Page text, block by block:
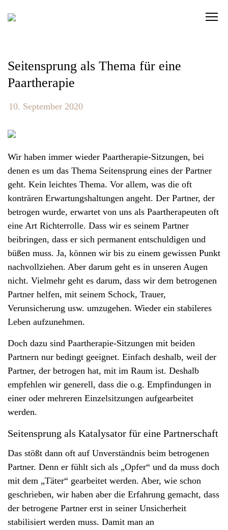
C
t
e
n
i
a
i
Seitensprung als Thema für eine
Paartherapie
10. September 2020
Wir haben immer wieder Paartherapie-Sitzungen, bei
denen es um das Thema Seitensprung eines der Partner
geht. Kein leichtes Thema. Vor allem, was die oft
konträren Erwartungshaltungen angeht. Der Partner, der
betrogen wurde, erwartet von uns als Paartherapeuten oft
eine Art Richterrolle. Dass wir es seinem Partner
beibringen, dass er sich permanent entschuldigen und
büßen muss. Ja, können wir bis zu einem gewissen Punkt
nachvollziehen. Aber darum geht es in unseren Augen
nicht. Vielmehr geht es darum, dass wir dem betrogenen
Partner helfen, mit seinem Schock, Trauer,
Verunsicherung usw. umzugehen. Wieder ein stabileres
Leben aufzunehmen.
Doch dazu sind Paartherapie-Sitzungen mit beiden
Partnern nur bedingt geeignet. Einfach deshalb, weil der
Partner, der betrogen hat, mit im Raum ist. Deshalb
empfehlen wir generell, dass die o.g. Empfindungen in
einer oder mehreren Einzelsitzungen aufgearbeitet
werden.
Seitensprung als Katalysator für eine Partnerschaft
Das stößt dann oft auf Unverständnis beim betrogenen
Partner. Denn er fühlt sich als „Opfer“ und da muss doch
mit dem „Täter“ gearbeitet werden. Aber, wie schon
geschrieben, wir haben aber die Erfahrung gemacht, dass
der betrogene Partner erst in seiner Unsicherheit
stabilisiert werden muss. Damit man an